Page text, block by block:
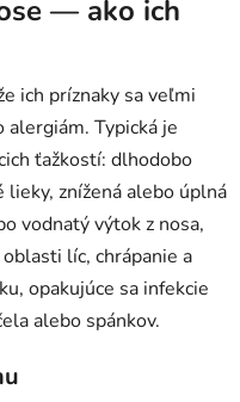
— ako ich
ich príznaky sa veľmi
alergiám. Typická je
ťažkostí: dlhodobo
lieky, znížená alebo úplná
vodnatý výtok z nosa,
líc, chrápanie a
opakujúce sa infekcie
alebo spánkov.